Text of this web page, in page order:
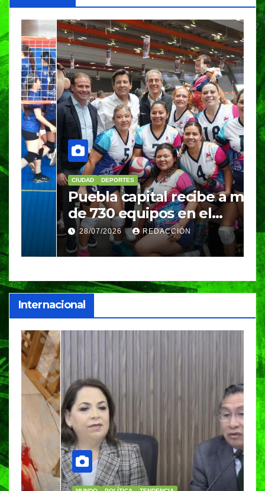
CIUDAD DEPORTES
Puebla capital recibe a más
de 730 equipos en el
Festival Máster de Voleibol
28/07/2026 REDACCIÓN
Internacional